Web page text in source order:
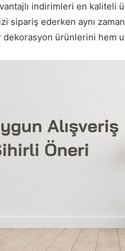
indirimleri en kaliteli
sipariş ederken aynı
dekorasyon ürünlerini hem